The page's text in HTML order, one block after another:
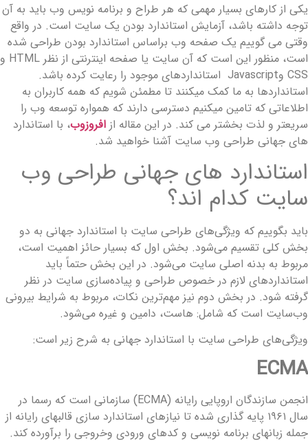
یکی از کارهای بسیار مهمی که هر طراح و برنامه نویس وب باید به آن
توجه داشته باشد، آزمایش استاندارد بودن یک سایت است. در واقع
وقتی می گوییم یک صفحه وب براساس استاندارد بودن طراحی شده
است، منظور این است که آن سایت یا صفحه اینترنتی از نظر HTML و
CSS وJavascript استانداردهای موجود را رعایت کرده باشد.
استانداردها به ما کمک میکنند تا مطمئن شویم که همه کاربران به
اطلاعاتی که تامین میکنیم دسترسی دارند که همواره توسعه وب را
سریعتر و لذت بخشتر می کند. در این مقاله از افروزوب، با استاندارد
های جهانی طراحی وب سایت آشنا خواهید شد.
استاندارد های جهانی طراحی وب
سایت کدام اند؟
باید بگوییم که ویژگی‌های طراحی سایت با استاندارد جهانی به دو
بخش کلی تقسیم می‌شود. بخش اول که بسیار حائز اهمیت است،
مربوط به بدنه اصلی سایت می‌شود. در این بخش حتماً باید
استانداردهای لازم در خصوص طراحی و پیاده‌سازی سایت در نظر
گرفته شود. در بخش دوم نیز مهم‌ترین نکات، مربوط به شرایط بیرونی
وب‌سایت است که شامل: ‌هاست، دامین و غیره می‌شود.
ویژگی‌های طراحی سایت با استاندارد جهانی به شرح زیر است:
ECMA
انجمن سازندگان اروپایی رایانه (ECMA) سازمانی است که رسما در
سال ۱۹۶۱ پایه گذاری شده تا نیازهای استاندارد سازی قالبهای رایانه از
جمله زبانهای برنامه نویسی و کدهای ورودی وخروجی را برآورده کند.